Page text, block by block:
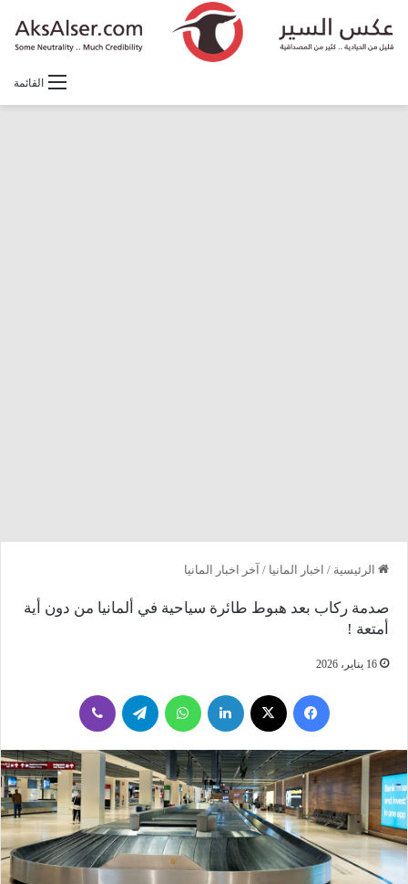
القائمة
الرئيسية / اخبار المانيا / آخر اخبار المانيا
صدمة ركاب بعد هبوط طائرة سياحية في ألمانيا من دون أية
أمتعة !
16 يناير، 2026
فيسبوك لينكدإن واتساب تيلقرام